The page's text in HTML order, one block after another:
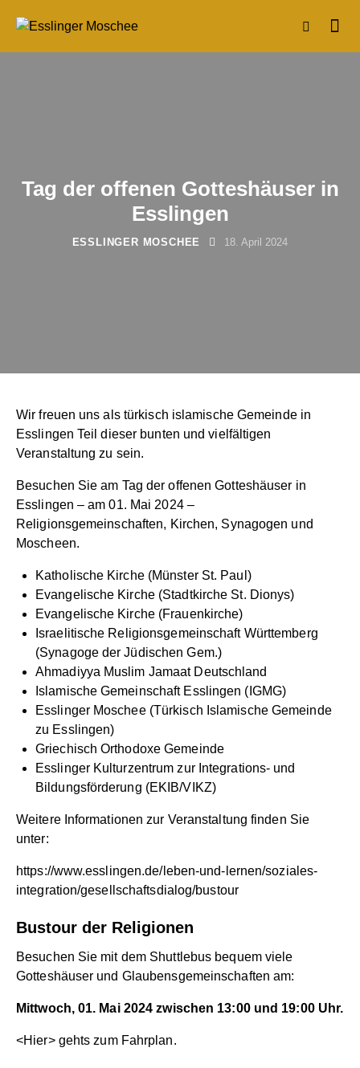
Tag der offenen Gotteshäuser in
Esslingen
ESSLINGER MOSCHEE 18. April 2024
Wir freuen uns als türkisch islamische Gemeinde in
Esslingen Teil dieser bunten und vielfältigen
Veranstaltung zu sein.
Besuchen Sie am Tag der offenen Gotteshäuser in
Esslingen – am 01. Mai 2024 –
Religionsgemeinschaften, Kirchen, Synagogen und
Moscheen.
Katholische Kirche (Münster St. Paul)
Evangelische Kirche (Stadtkirche St. Dionys)
Evangelische Kirche (Frauenkirche)
Israelitische Religionsgemeinschaft Württemberg
(Synagoge der Jüdischen Gem.)
Ahmadiyya Muslim Jamaat Deutschland
Islamische Gemeinschaft Esslingen (IGMG)
Esslinger Moschee (Türkisch Islamische Gemeinde
zu Esslingen)
Griechisch Orthodoxe Gemeinde
Esslinger Kulturzentrum zur Integrations- und
Bildungsförderung (EKIB/VIKZ)
Weitere Informationen zur Veranstaltung finden Sie
unter:
https://www.esslingen.de/leben-und-lernen/soziales-
integration/gesellschaftsdialog/bustour
Bustour der Religionen
Besuchen Sie mit dem Shuttlebus bequem viele
Gotteshäuser und Glaubensgemeinschaften am:
Mittwoch, 01. Mai 2024 zwischen 13:00 und 19:00 Uhr.
<Hier> gehts zum Fahrplan.